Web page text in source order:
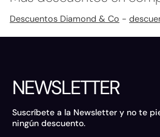
Descuentos Diamond & Co -
NEWSLETTER
Suscríbete a la Newsletter y no te
ningún descuento.